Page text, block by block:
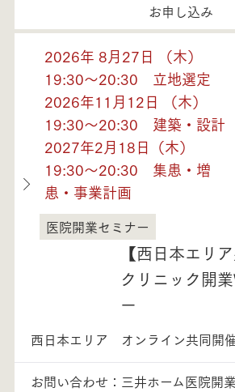
お申し込み
2026年 8月27日 （木）
19:30～20:30 立地選定
2026年11月12日 （木）
19:30～20:30 建築・設計
2027年2月18日（木）
19:30～20:30 集患・増
患・事業計画
兵庫県
医院開業セミナー
【西日本エリ
クリニック開
ー
西日本エリア オンライン共同開
お問い合わせ：三井ホーム医院開